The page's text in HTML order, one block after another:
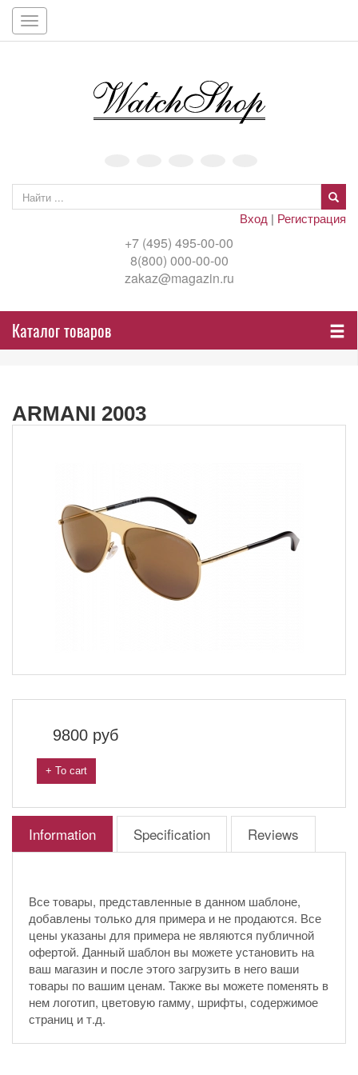
Toggle
navigation
Вход | Регистрация
+7 (495) 495-00-00
8(800) 000-00-00
zakaz@magazin.ru
Каталог товаров
ARMANI 2003
9800 руб
+ To cart
Information Specification Reviews
Все товары, представленные в данном шаблоне,
добавлены только для примера и не продаются. Все
цены указаны для примера не являются публичной
офертой. Данный шаблон вы можете установить на
ваш магазин и после этого загрузить в него ваши
товары по вашим ценам. Также вы можете поменять в
нем логотип, цветовую гамму, шрифты, содержимое
страниц и т.д.